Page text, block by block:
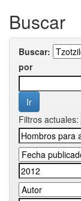
Buscar
Buscar:
por
Filtros actuales: